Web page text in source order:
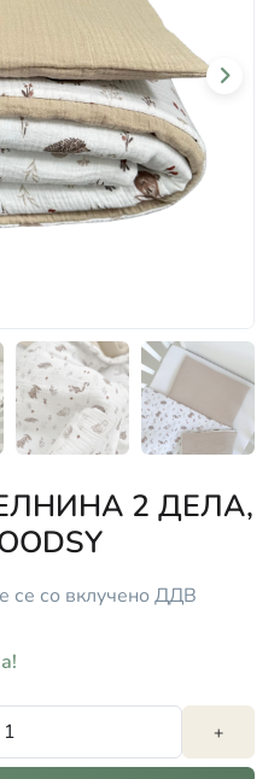
2 ДЕЛА,
се со вклучено ДДВ
+